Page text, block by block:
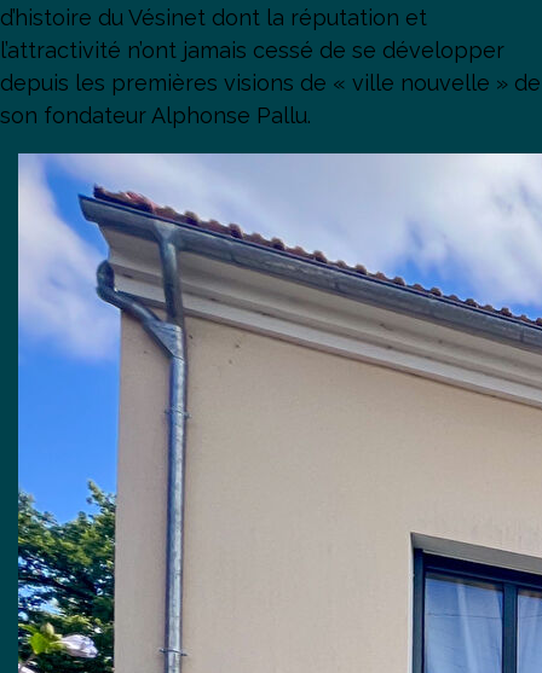
d’histoire du Vésinet dont la réputation et
l’attractivité n’ont jamais cessé de se développer
depuis les premières visions de « ville nouvelle » de
son fondateur Alphonse Pallu.